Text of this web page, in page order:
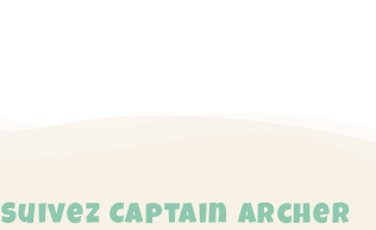
Suivez Captain Archer